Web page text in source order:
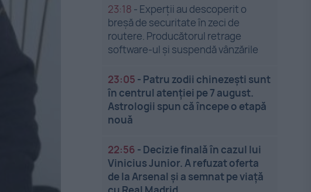
23:18 - Experții au descoperit o
breșă de securitate în zeci de
routere. Producătorul retrage
software-ul și suspendă vânzările
23:05 - Patru zodii chinezești sunt
în centrul atenției pe 7 august.
Astrologii spun că începe o etapă
nouă
22:56 - Decizie finală în cazul lui
Vinicius Junior. A refuzat oferta
de la Arsenal și a semnat pe viață